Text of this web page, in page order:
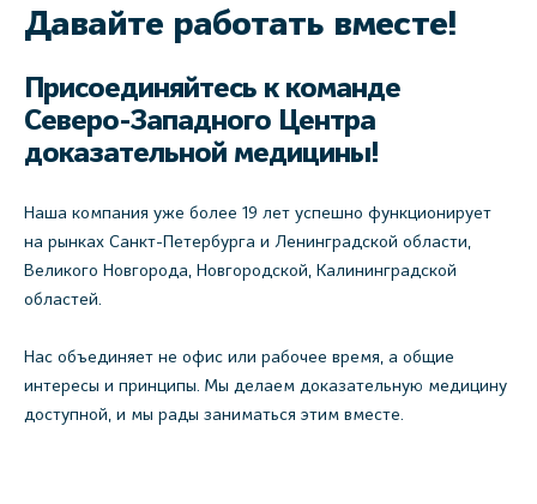
Давайте работать вместе!
Присоединяйтесь к команде
Северо-Западного Центра
доказательной медицины!
Наша компания уже более 19 лет успешно функционирует
на рынках Санкт-Петербурга и Ленинградской области,
Великого Новгорода, Новгородской, Калининградской
областей.
Нас объединяет не офис или рабочее время, а общие
интересы и принципы. Мы делаем доказательную медицину
доступной, и мы рады заниматься этим вместе.